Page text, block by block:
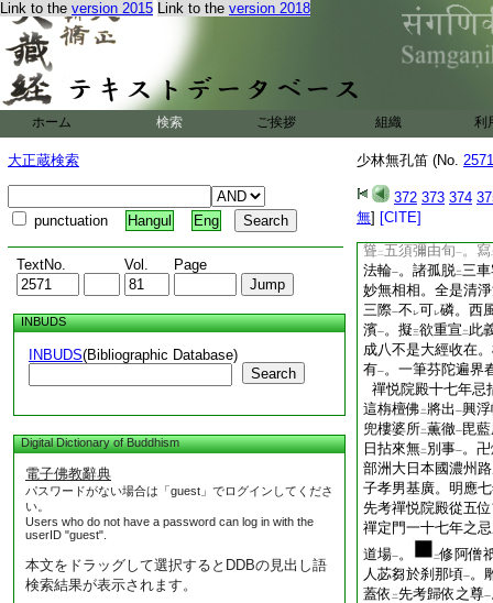
Link to the version 2015 Link to the version 2018
ホーム 検索 ご挨拶 組織 利
大正蔵検索
punctuation Hangul Eng
TextNo. Vol. Page
INBUDS
INBUDS(Bibliographic Database)
Search
Digital Dictionary of Buddhism
電子佛教辭典
パスワードがない場合は「guest」でログインしてくださ
い。
Users who do not have a password can log in with the
userID "guest".
本文をドラッグして選択するとDDBの見出し語
検索結果が表示されます。
少林無孔笛 (No.
372 373 374
無] [CITE]
威音已前事
。早梅
怡公座元大祥忌一
噫山僧二十年前。來
一千指。具 二 大度
一香穿
。毒
薦妙中全淨禪門書
維明應戊午歳季秋
門。實値
二七周忌辰一
惟夤。罔極之恩叵
誠於硯滴
聳 二五須彌由旬一。寫
法輪一。諸孤脱二三
妙無相相。全是清
三際一不 レ可レ磷。西
濱一。擬三欲重宣 二 此
成八不是大經收在
有一。一筆芬陀遍界
禪悦院殿十七年忌
這栴檀佛 二將出 一興
兜樓婆所二薫徹一毘
日拈來無二 別事一。
部洲大日本國濃州
子孝男基廣。明應
先考禪悦院殿從五
禪定門一十七年之
道場一。 二修阿僧
人苾芻於刹那頃一。
蓋依 二先考歸依之尊一